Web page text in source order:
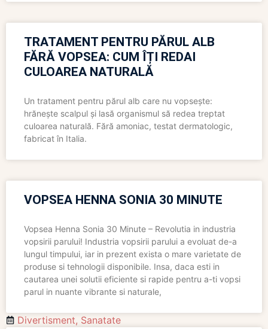
TRATAMENT PENTRU PĂRUL ALB
FĂRĂ VOPSEA: CUM ÎȚI REDAI
CULOAREA NATURALĂ
Un tratament pentru părul alb care nu vopsește:
hrănește scalpul și lasă organismul să redea treptat
culoarea naturală. Fără amoniac, testat dermatologic,
fabricat în Italia.
VOPSEA HENNA SONIA 30 MINUTE
Vopsea Henna Sonia 30 Minute – Revolutia in industria
vopsirii parului! Industria vopsirii parului a evoluat de-a
lungul timpului, iar in prezent exista o mare varietate de
produse si tehnologii disponibile. Insa, daca esti in
cautarea unei solutii eficiente si rapide pentru a-ti vopsi
parul in nuante vibrante si naturale,
Divertisment, Sanatate